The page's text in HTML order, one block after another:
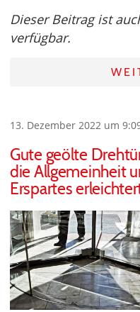
Dieser Beitrag ist
verfügbar.
13. Dezember 2022 um
Gute geölte
die Allgemeinheit
Erspartes